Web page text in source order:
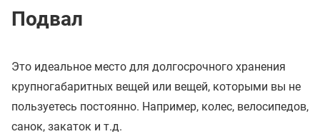
Подвал
Это идеальное место для долгосрочного хранения
крупногабаритных вещей или вещей, которыми вы не
пользуетесь постоянно. Например, колес, велосипедов,
санок, закаток и т.д.